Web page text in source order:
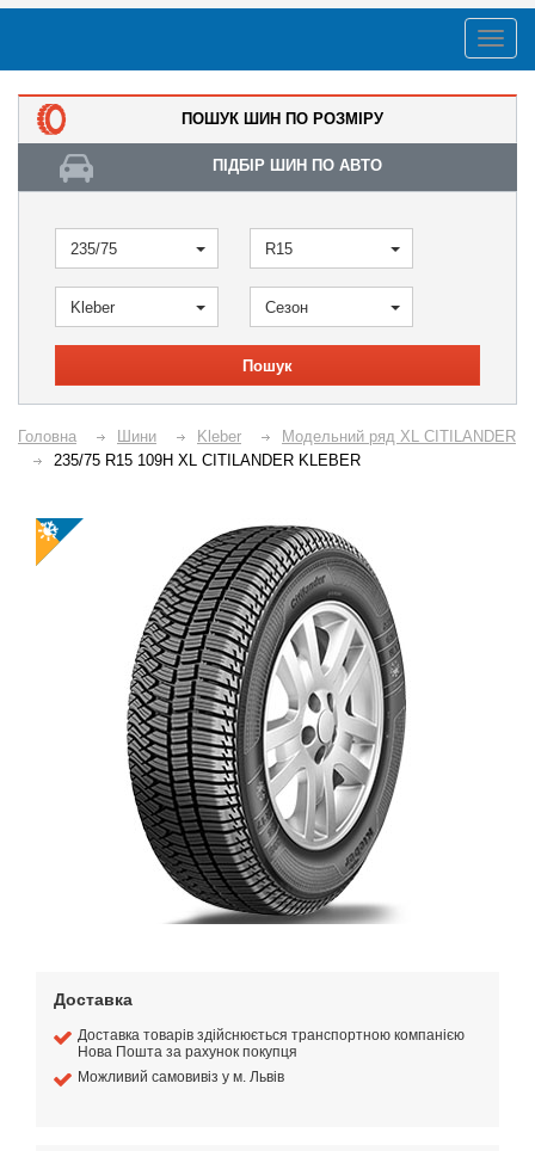
ПОШУК ШИН ПО РОЗМІРУ
ПІДБІР ШИН ПО АВТО
235/75 R15
Kleber Сезон
Пошук
Головна Шини Kleber
Модельний ряд XL CITILANDER
235/75 R15 109H XL CITILANDER KLEBER
Доставка
Доставка товарів здійснюється транспортною компанією
Нова Пошта за рахунок покупця
Можливий самовивіз у м. Львів